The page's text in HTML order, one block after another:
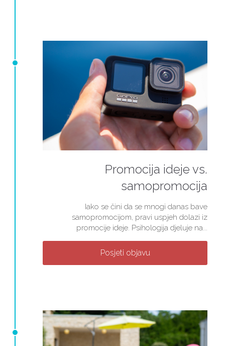
Promocija ideje vs.
samopromocija
Iako se čini da se mnogi danas bave
samopromocijom, pravi uspjeh dolazi iz
promocije ideje. Psihologija djeluje na...
Posjeti objavu